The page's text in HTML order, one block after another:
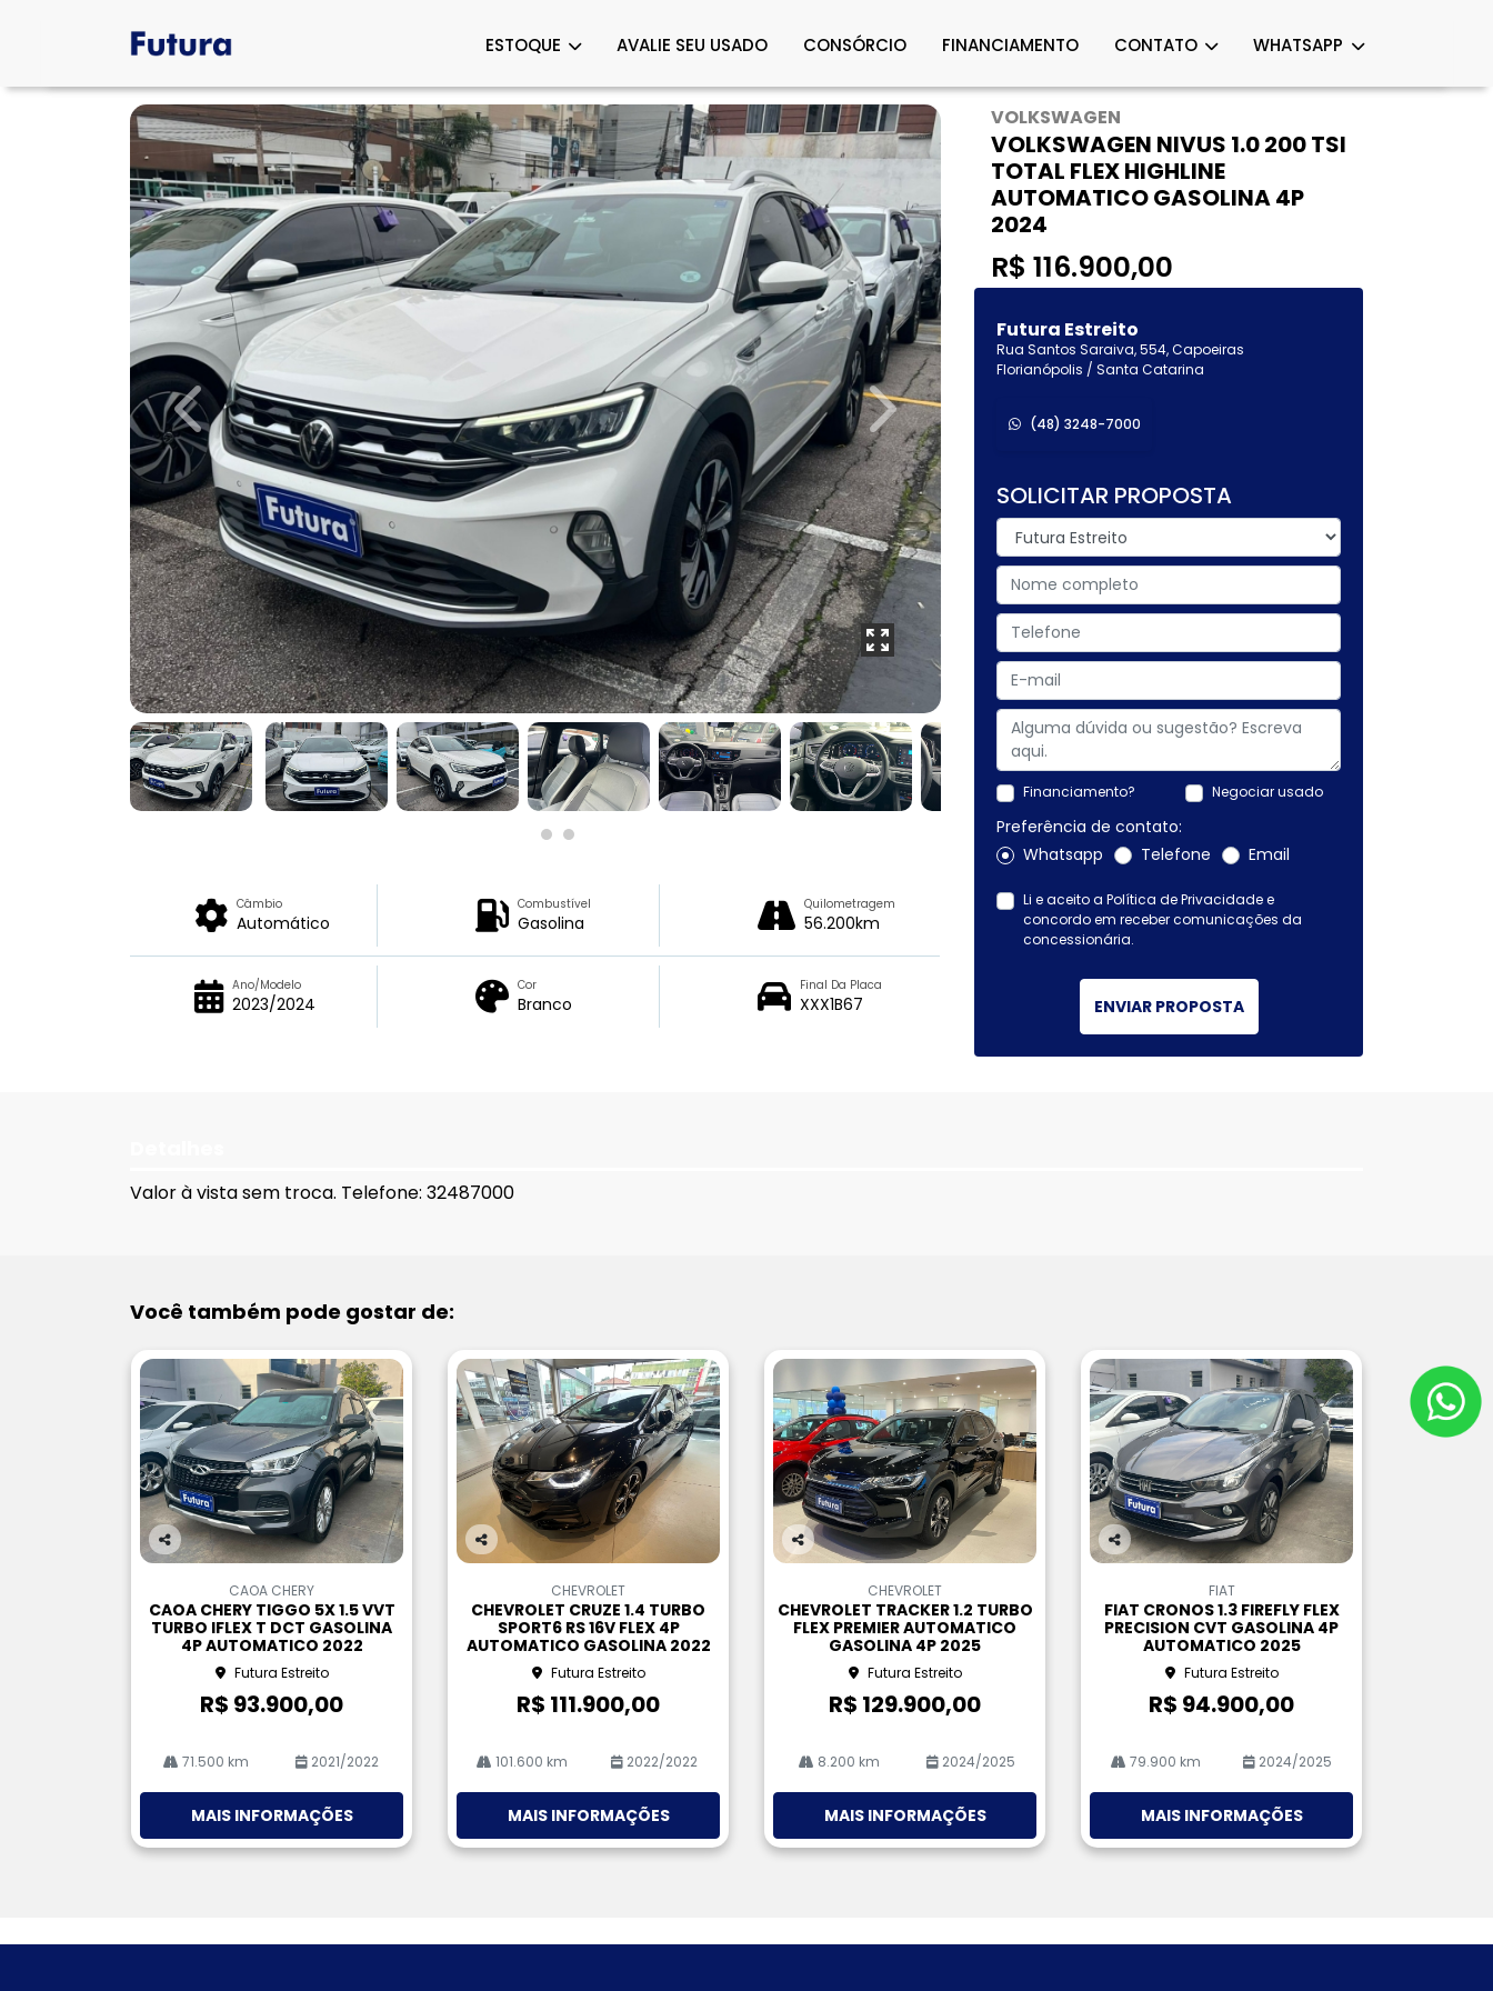
ESTOQUE AVALIE SEU USADO CONSÓRCIO FINANCIAMENTO CONTATO WHATSAPP
VOLKSWAGEN
VOLKSWAGEN NIVUS 1.0 200 TSI
TOTAL FLEX HIGHLINE
AUTOMATICO GASOLINA 4P
2024
R$ 116.900,00
Futura Estreito
Rua Santos Saraiva, 554, Capoeiras
Florianópolis / Santa Catarina
(48) 3248-7000
SOLICITAR PROPOSTA
Financiamento? Negociar usado
Preferência de contato:
Whatsapp
Telefone Email
Li e aceito a Política de Privacidadee
concordo em receber comunicações da
concessionária.
ENVIAR PROPOSTA
Previous Next
Câmbio
Automático
Combustível
Gasolina
Quilometragem
56.200km
Ano/Modelo
2023/2024
Cor
Branco
Final Da Placa
XXX1B67
Valor à vista sem troca. Telefone: 32487000
Você também pode gostar de:
Co
pa
rtil
he
CAOA CHERY
CAOA CHERY TIGGO 5X 1.5 VVT
TURBO IFLEX T DCT GASOLINA
4P AUTOMATICO 2022
Futura Estreito
R$ 93.900,00
71.500 km 2021/2022
MAIS INFORMAÇÕES
Co
pa
rtil
he
CHEVROLET
CHEVROLET CRUZE 1.4 TURBO
SPORT6 RS 16V FLEX 4P
AUTOMATICO GASOLINA 2022
Futura Estreito
R$ 111.900,00
101.600 km 2022/2022
MAIS INFORMAÇÕES
Co
pa
rtil
he
CHEVROLET
CHEVROLET TRACKER 1.2 TURBO
FLEX PREMIER AUTOMATICO
GASOLINA 4P 2025
Futura Estreito
R$ 129.900,00
8.200 km 2024/2025
MAIS INFORMAÇÕES
Co
pa
rtil
he
FIAT
FIAT CRONOS 1.3 FIREFLY FLEX
PRECISION CVT GASOLINA 4P
AUTOMATICO 2025
Futura Estreito
R$ 94.900,00
79.900 km 2024/2025
MAIS INFORMAÇÕES